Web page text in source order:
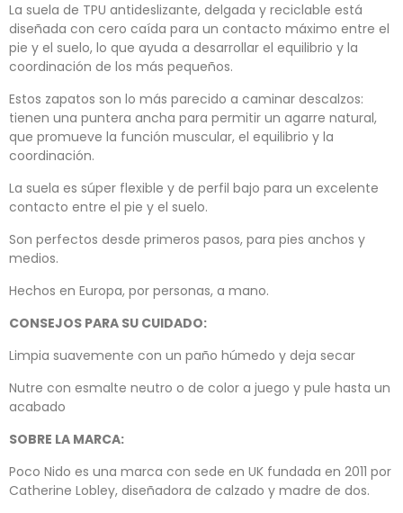
La suela de TPU antideslizante, delgada y reciclable está
diseñada con cero caída para un contacto máximo entre el
pie y el suelo, lo que ayuda a desarrollar el equilibrio y la
coordinación de los más pequeños.
Estos zapatos son lo más parecido a caminar descalzos:
tienen una puntera ancha para permitir un agarre natural,
que promueve la función muscular, el equilibrio y la
coordinación.
La suela es súper flexible y de perfil bajo para un excelente
contacto entre el pie y el suelo.
Son perfectos desde primeros pasos, para pies anchos y
medios.
Hechos en Europa, por personas, a mano.
CONSEJOS PARA SU CUIDADO:
Limpia suavemente con un paño húmedo y deja secar
Nutre con esmalte neutro o de color a juego y pule hasta un
acabado
SOBRE LA MARCA:
Poco Nido es una marca con sede en UK fundada en 2011 por
Catherine Lobley, diseñadora de calzado y madre de dos.